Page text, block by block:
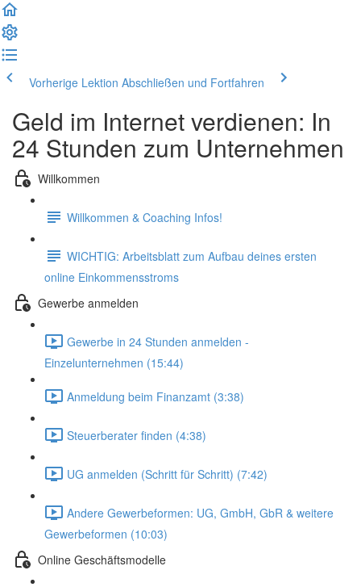
Vorherige Lektion Abschließen und Fortfahren
Geld im Internet verdienen: In
24 Stunden zum Unternehmen
Willkommen
Willkommen & Coaching Infos!
WICHTIG: Arbeitsblatt zum Aufbau deines ersten
online Einkommensstroms
Gewerbe anmelden
Gewerbe in 24 Stunden anmelden -
Einzelunternehmen (15:44)
Anmeldung beim Finanzamt (3:38)
Steuerberater finden (4:38)
UG anmelden (Schritt für Schritt) (7:42)
Andere Gewerbeformen: UG, GmbH, GbR & weitere
Gewerbeformen (10:03)
Online Geschäftsmodelle